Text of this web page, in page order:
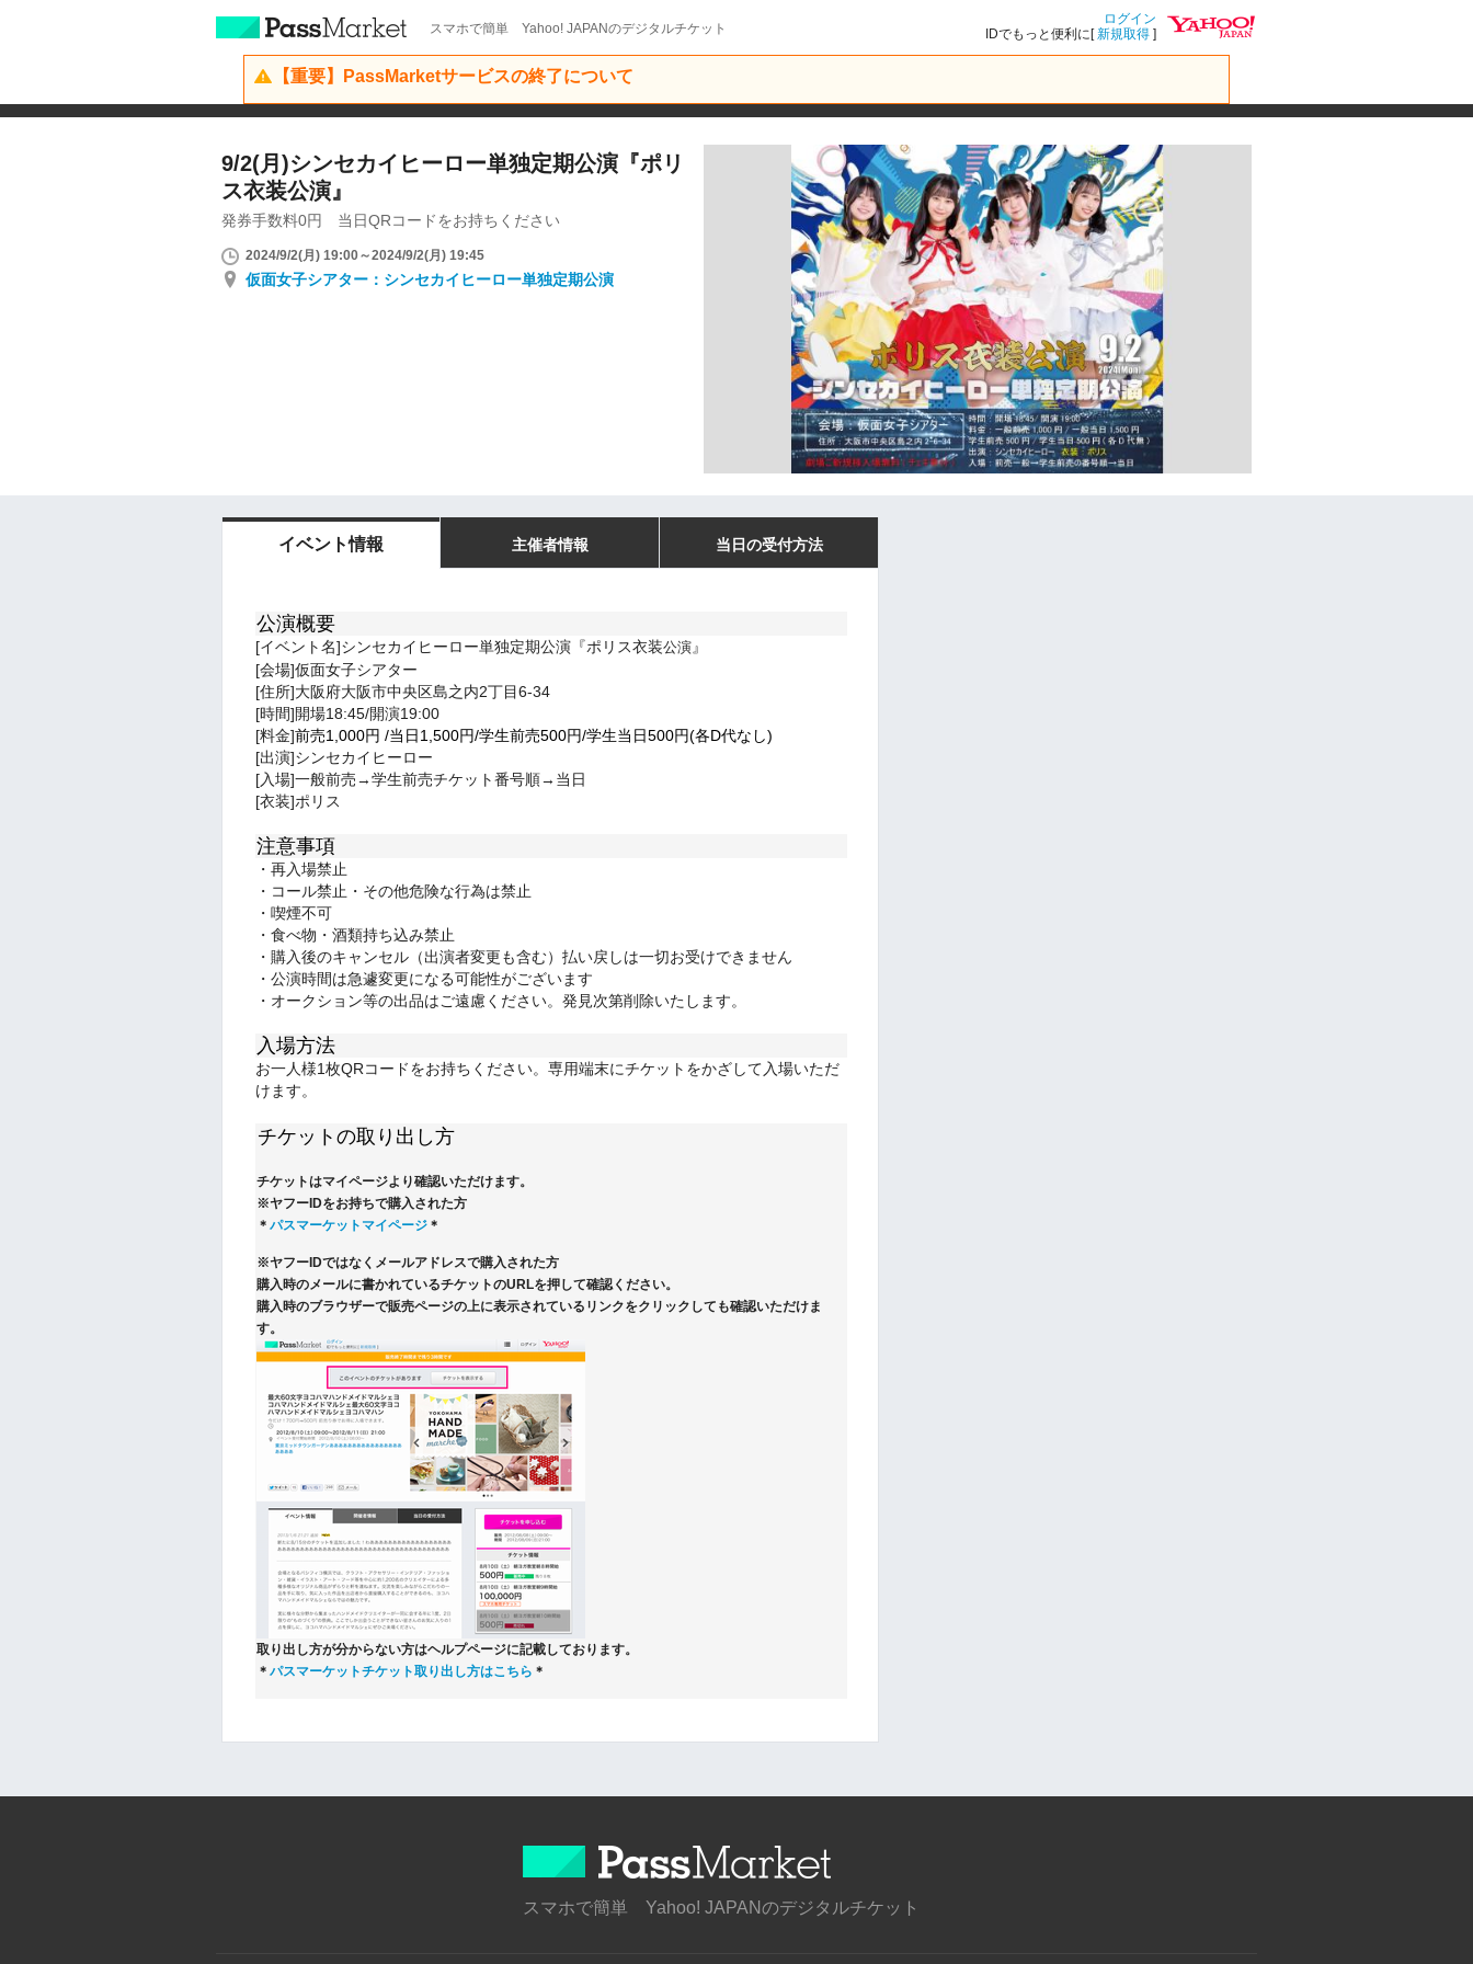
スマホで簡単 Yahoo! JAPANのデジタルチケット
ログイン
IDでもっと便利に[新規取得 ]
【重要】PassMarketサービスの終了について
9/2(月)シンセカイヒーロー単独定期公演『ポリ
ス衣装公演』
発券手数料0円 当日QRコードをお持ちください
2024/9/2(月) 19:00～2024/9/2(月) 19:45
仮面女子シアター：シンセカイヒーロー単独定期公演
イベント情報 主催者情報 当日の受付方法
公演概要
[イベント名]シンセカイヒーロー単独定期公演『ポリス衣装公演 』
[会場]仮面女子シアター
[住所]大阪府大阪市中央区島之内2丁目6-34
[時間]開場18:45/開演19:00
[料金]前売1,000円 /当日1,500円/学生前売500円/学生当日500円(各D代なし)
[出演]シンセカイヒーロー
[入場]一般前売→学生前売チケット番号順→当日
[衣装]ポリス
注意事項
・再入場禁止
・コール禁止・その他危険な行為は禁止
・喫煙不可
・食べ物・酒類持ち込み禁止
・購入後のキャンセル（出演者変更も含む）払い戻しは一切お受けできません
・公演時間は急遽変更になる可能性がございます
・オークション等の出品はご遠慮ください。発見次第削除いたします。
入場方法
お一人様1枚QRコードをお持ちください。専用端末にチケットをかざして入場いただ
けます。
チケットの取り出し方
チケットはマイページより確認いただけます。
※ヤフーIDをお持ちで購入された方
＊ パスマーケットマイページ ＊
※ヤフーIDではなくメールアドレスで購入された方
購入時のメールに書かれているチケットのURLを押して確認ください。
購入時のブラウザーで販売ページの上に表示されているリンクをクリックしても確認いただけま
す。
取り出し方が分からない方はヘルプページに記載しております。
＊ パスマーケットチケット取り出し方はこちら ＊
スマホで簡単 Yahoo! JAPANのデジタルチケット